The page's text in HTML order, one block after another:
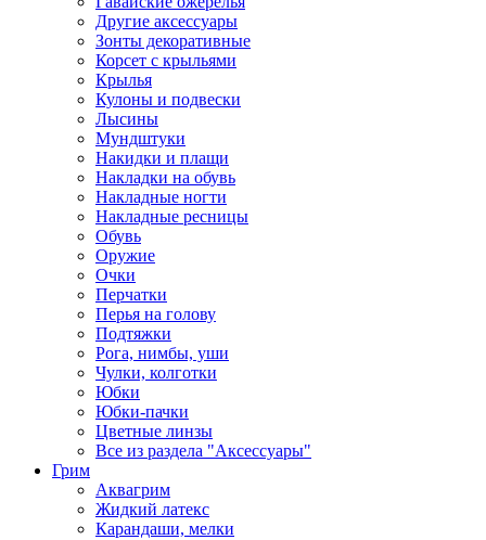
Другие аксессуары
Зонты декоративные
Корсет с крыльями
Крылья
Кулоны и подвески
Лысины
Мундштуки
Накидки и плащи
Накладки на обувь
Накладные ногти
Накладные ресницы
Обувь
Оружие
Очки
Перчатки
Перья на голову
Подтяжки
Рога, нимбы, уши
Чулки, колготки
Юбки
Юбки-пачки
Цветные линзы
Все из раздела "Аксессуары"
Грим
Аквагрим
Жидкий латекс
Карандаши, мелки